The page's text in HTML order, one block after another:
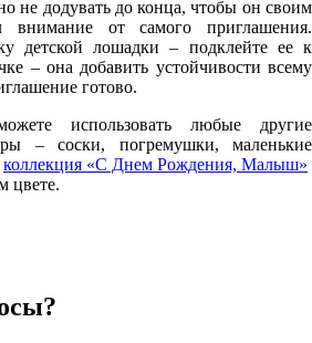
не додувать до конца, чтобы он своим
внимание от самого приглашения.
детской лошадки – подклейте ее к
– она добавить устойчивости всему
готово.
использовать любые другие
– соски, погремушки, маленькие
коллекция «С Днем Рождения, Малыш»
цвете.